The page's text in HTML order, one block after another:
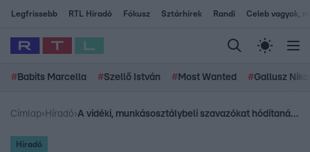
Legfrissebb RTL Híradó Fókusz Sztárhírek Randi Celeb vagyok,
# Babits Marcella #Szellő István # Most Wanted #Gallusz
Címlap› Híradó› A vidéki, munkásosztálybeli szavazókat hódítanák vissza a demokraták Tim Walz alelnökjelölttel
Híradó